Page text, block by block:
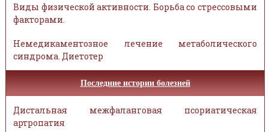
Виды физической активности. Борьба со стрессовыми
факторами.
Немедикаментозное лечение метаболического
синдрома. Диетотер
Последние истории болезней
Дистальная межфаланговая псориатическая
артропатия